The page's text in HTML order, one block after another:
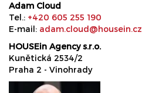
Adam Cloud
Tel.: +420 605 255 190
E-mail: adam.cloud@housein.cz
HOUSEin Agency s.r.o.
Kunětická 2534/2
Praha 2 - Vinohrady